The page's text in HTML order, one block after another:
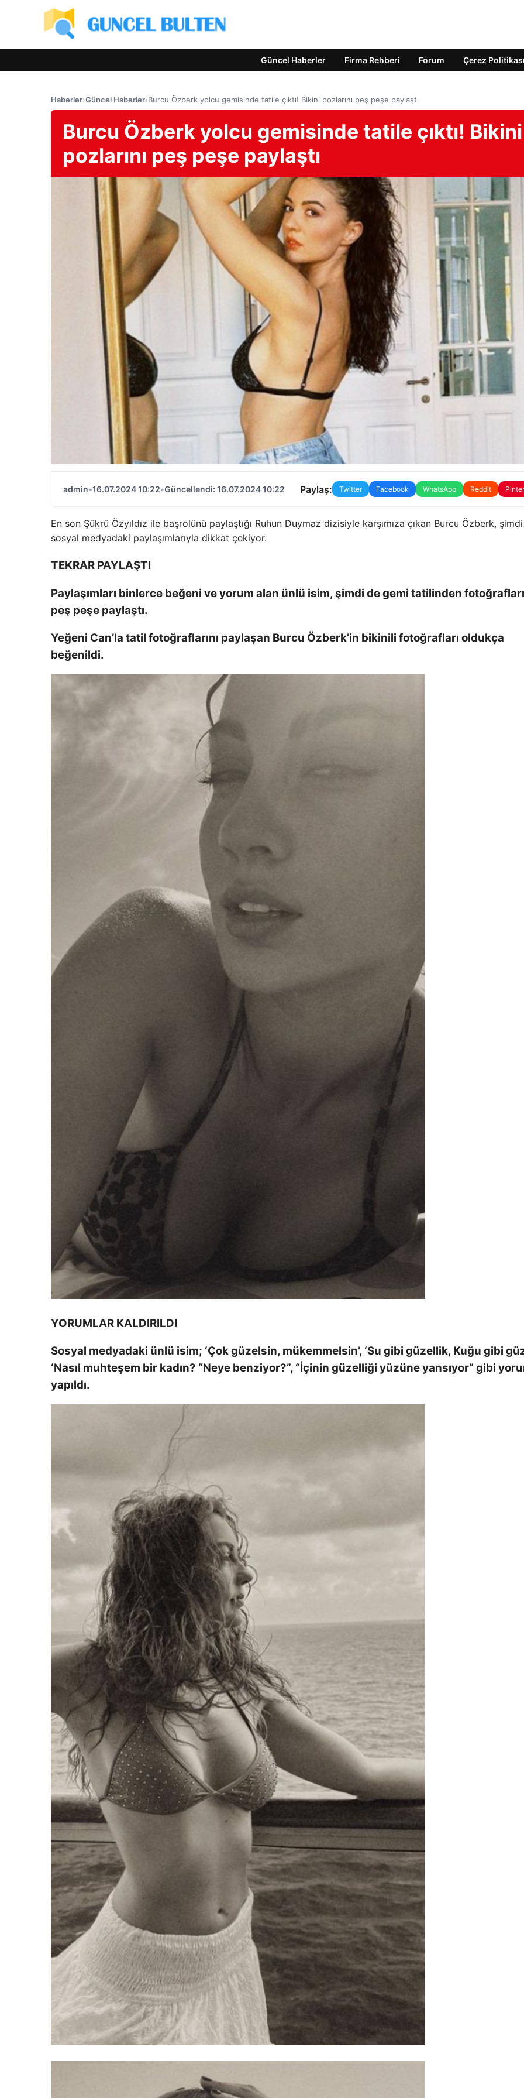
Güncel Haberler Firma Rehberi Forum Çerez Politikası
Haberler›Güncel Haberler›Burcu Özberk yolcu gemisinde tatile çıktı! Bikini pozlarını peş peşe paylaştı
Burcu Özberk yolcu gemisinde tatile çıktı! Bikini
pozlarını peş peşe paylaştı
admin•16.07.2024 10:22•Güncellendi: 16.07.2024 10:22 Paylaş: Twitter Facebook WhatsApp Reddit
En son Şükrü Özyıldız ile başrolünü paylaştığı Ruhun Duymaz dizisiyle karşımıza çıkan Burcu Özberk,
sosyal medyadaki paylaşımlarıyla dikkat çekiyor.
TEKRAR PAYLAŞTI
Paylaşımları binlerce beğeni ve yorum alan ünlü isim, şimdi de gemi tatilinden
peş peşe paylaştı.
Yeğeni Can’la tatil fotoğraflarını paylaşan Burcu Özberk’in bikinili fotoğrafları oldukça
beğenildi.
YORUMLAR KALDIRILDI
Sosyal medyadaki ünlü isim; ‘Çok güzelsin, mükemmelsin’, ‘Su gibi güzellik, Kuğu gibi
‘Nasıl muhteşem bir kadın? “Neye benziyor?”, “İçinin güzelliği yüzüne yansıyor” gibi
yapıldı.